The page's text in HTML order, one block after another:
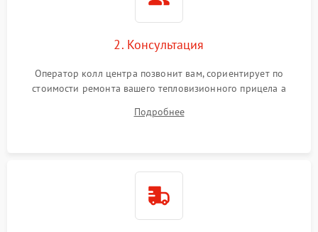
2. Консультация
Оператор колл центра позвонит вам, сориентирует по
стоимости ремонта вашего тепловизионного прицела а
Подробнее